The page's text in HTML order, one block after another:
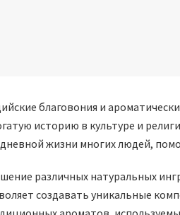
благовония и
историю в культуре и
жизни многих людей,
различных натуральных
создавать уникальные